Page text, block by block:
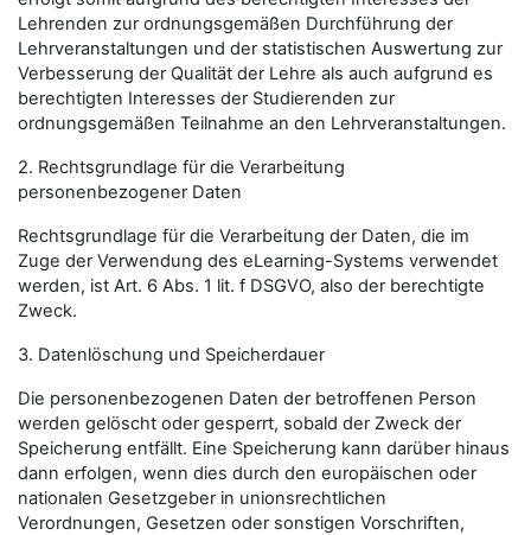
Lehrenden zur ordnungsgemäßen Durchführung der
Lehrveranstaltungen und der statistischen Auswertung zur
Verbesserung der Qualität der Lehre als auch aufgrund es
berechtigten Interesses der Studierenden zur
ordnungsgemäßen Teilnahme an den Lehrveranstaltungen.
2. Rechtsgrundlage für die Verarbeitung
personenbezogener Daten
Rechtsgrundlage für die Verarbeitung der Daten, die im
Zuge der Verwendung des eLearning-Systems verwendet
werden, ist Art. 6 Abs. 1 lit. f DSGVO, also der berechtigte
Zweck.
3. Datenlöschung und Speicherdauer
Die personenbezogenen Daten der betroffenen Person
werden gelöscht oder gesperrt, sobald der Zweck der
Speicherung entfällt. Eine Speicherung kann darüber hinaus
dann erfolgen, wenn dies durch den europäischen oder
nationalen Gesetzgeber in unionsrechtlichen
Verordnungen, Gesetzen oder sonstigen Vorschriften,